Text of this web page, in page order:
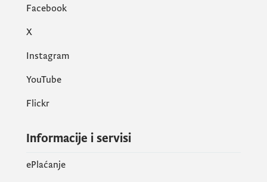
Facebook
X
Instagram
YouTube
Flickr
Informacije i servisi
ePlaćanje